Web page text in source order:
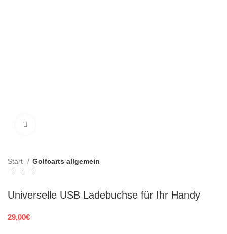
Start Golfcarts allgemein
Universelle USB Ladebuchse für Ihr Handy
29,00€